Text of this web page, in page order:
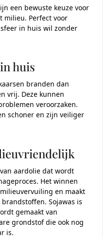
een bewuste keuze voor
milieu. Perfect voor
in huis wil zonder
huis
branden dan
vrij. Deze kunnen
veroorzaken.
schoner en zijn veiliger
aardolie dat wordt
Het winnen
en maakt
Sojawas is
gemaakt van
grondstof die ook nog
is.